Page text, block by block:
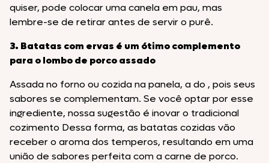
quiser, pode colocar uma canela em pau, mas
lembre-se de retirar antes de servir o purê.
3. Batatas com ervas é um ótimo complemento
para o lombo de porco assado
Assada no forno ou cozida na panela, a do , pois seus
sabores se complementam. Se você optar por esse
ingrediente, nossa sugestão é inovar o tradicional
cozimento Dessa forma, as batatas cozidas vão
receber o aroma dos temperos, resultando em uma
união de sabores perfeita com a carne de porco.